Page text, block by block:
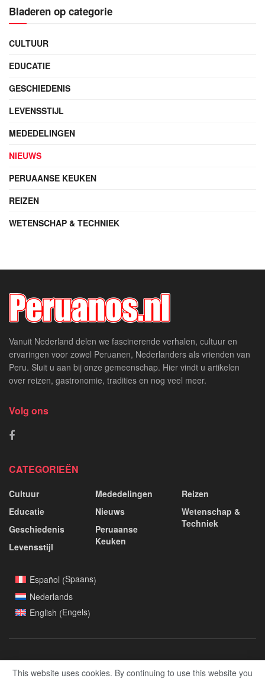
Bladeren op categorie
CULTUUR
EDUCATIE
GESCHIEDENIS
LEVENSSTIJL
MEDEDELINGEN
NIEUWS
PERUAANSE KEUKEN
REIZEN
WETENSCHAP & TECHNIEK
Vanuit Nederland delen we fascinerende verhalen, cultuur en
ervaringen voor zowel Peruanen, Nederlanders als vrienden van
Peru. Sluit u aan bij onze gemeenschap. Hier vindt u artikelen
over reizen, gastronomie, tradities en nog veel meer.
Volg ons
CATEGORIEËN
Cultuur
Educatie
Geschiedenis
Levensstijl
Mededelingen
Nieuws
Peruaanse
Keuken
Reizen
Wetenschap &
Techniek
Español (Spaans)
Nederlands
English (Engels)
This website uses cookies. By continuing to use this website you